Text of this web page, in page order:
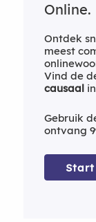
Online.
Ontdek
meest
Vind de
causaalin
Gebruik
ontvang
Start